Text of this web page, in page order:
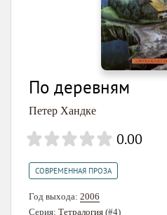
По деревням
Петер Хандке
0.00
СОВРЕМЕННАЯ ПРОЗА
Год выхода: 2006
Серия: Тетралогия (#4)